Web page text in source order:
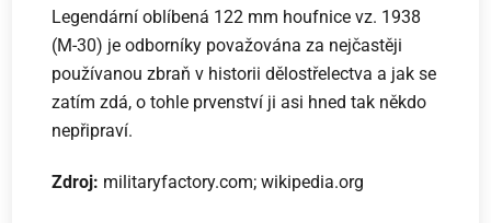
Legendární oblíbená 122 mm houfnice vz. 1938
(M-30) je odborníky považována za nejčastěji
používanou zbraň v historii dělostřelectva a jak se
zatím zdá, o tohle prvenství ji asi hned tak někdo
nepřipraví.
Zdroj: militaryfactory.com; wikipedia.org